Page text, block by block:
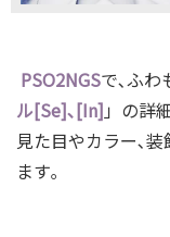
PSO2NGSで､ふわ
ル[Se]､[In] 」の詳
見た目やカラー､
ます｡